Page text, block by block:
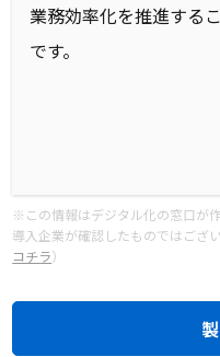
業務効率化を推進する
です。
※この情報はデジタル化の窓口が
導入企業が確認したものではござ
コチラ）